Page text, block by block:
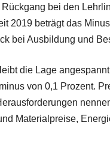
bei den
2019 beträgt das
bei Ausbildung und
die Lage
von 0,1 Prozent.
Materialpreise,